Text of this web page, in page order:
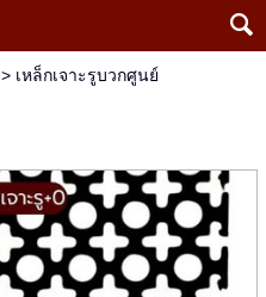
> เหล็กเจาะรูบวกศูนย์